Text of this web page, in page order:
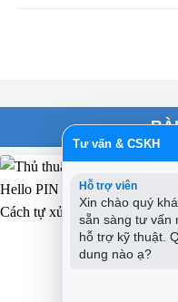
Tư vấn & CSKH
Hỗ trợ viên
Xin chào quý
sẵn sàng tư vấn
hỗ trợ kỹ thuật.
dung nào ạ?